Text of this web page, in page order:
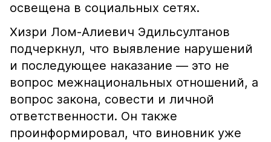
освещена в социальных сетях.
Хизри Лом-Алиевич Эдильсултанов
подчеркнул, что выявление нарушений
и последующее наказание — это не
вопрос межнациональных отношений, а
вопрос закона, совести и личной
ответственности. Он также
проинформировал, что виновник уже